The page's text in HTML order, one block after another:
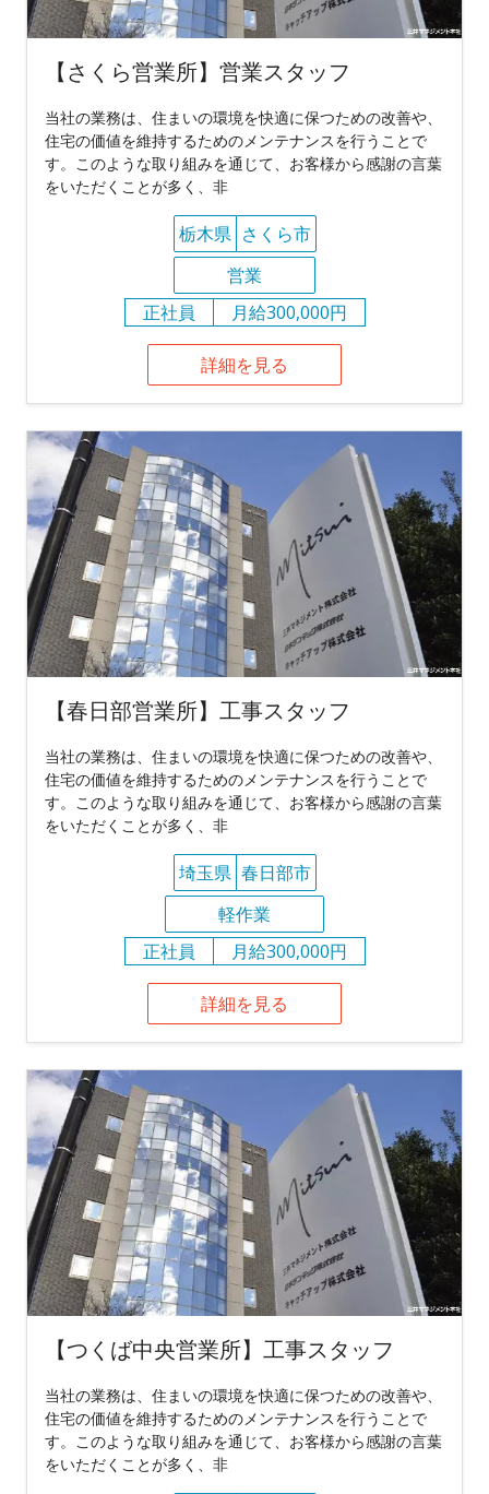
【さくら営業所】営業スタッフ
当社の業務は、住まいの環境を快適に保つための改善や、
住宅の価値を維持するためのメンテナンスを行うことで
す。このような取り組みを通じて、お客様から感謝の言葉
をいただくことが多く、非
栃木県 さくら市
営業
正社員
月給300,000円
詳細を見る
【春日部営業所】工事スタッフ
当社の業務は、住まいの環境を快適に保つための改善や、
住宅の価値を維持するためのメンテナンスを行うことで
す。このような取り組みを通じて、お客様から感謝の言葉
をいただくことが多く、非
埼玉県 春日部市
軽作業
正社員
月給300,000円
詳細を見る
【つくば中央営業所】工事スタッフ
当社の業務は、住まいの環境を快適に保つための改善や、
住宅の価値を維持するためのメンテナンスを行うことで
す。このような取り組みを通じて、お客様から感謝の言葉
をいただくことが多く、非